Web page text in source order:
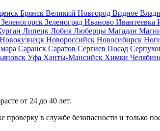
Брянск Великий Новгород Видное
Зеленогорск Зеленоград Иваново Ивантеевка
Липецк Лобня Люберцы Магадан
Новокузнецк Новороссийск Новосибирск
Саранск Саратов Сергиев Посад
Уфа Ханты-Мансийск Химки
от 24 до 40 лет.
в службе безопасности и только